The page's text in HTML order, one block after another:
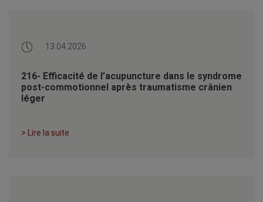
13.04.2026
216- Efficacité de l’acupuncture dans le syndrome
post-commotionnel après traumatisme crânien
léger
> Lire la suite